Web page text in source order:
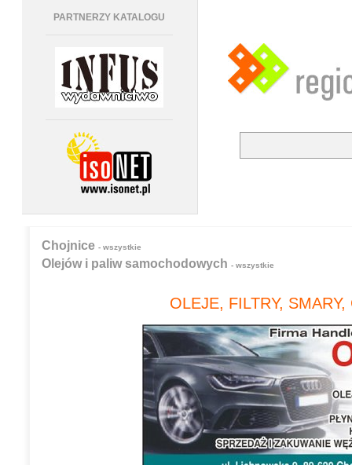
PARTNERZY KATALOGU
Chojnice - wszystkie
Olejów i paliw samochodowych - wszystkie
OLEJE, FILTRY, SMARY,